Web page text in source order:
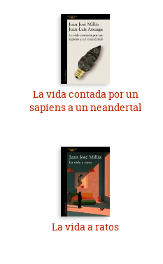
La vida contada por un
sapiens a un neandertal
La vida a ratos